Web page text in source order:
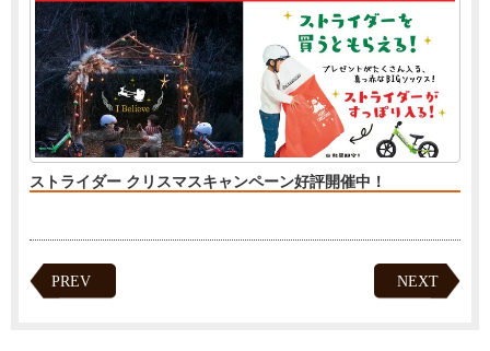
ストライダー クリスマスキャンペーン好評開催中！
PREV NEXT